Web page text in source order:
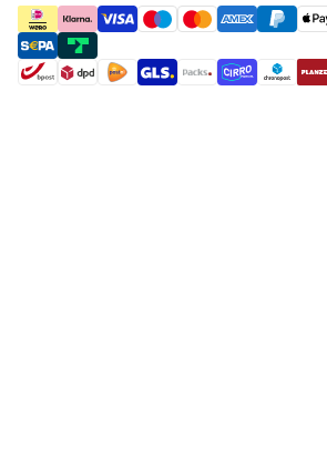
payment methods
shipment methods